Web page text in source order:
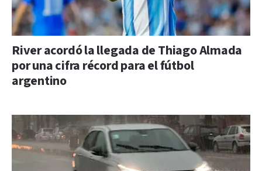
River acordó la llegada de Thiago Almada
por una cifra récord para el fútbol
argentino